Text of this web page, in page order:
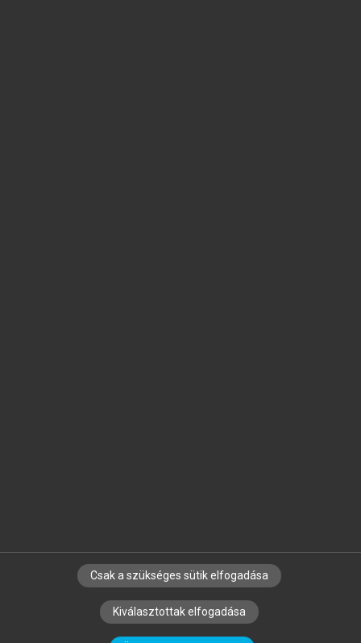
SZERZŐKNEK CÉGEKNEK KÖNYVTÁROSOKNAK
SZERKESZTÉSI ÉS LEKTORÁLÁSI ALAPELVEK
Csak a szükséges sütik elfogadása
Kiválasztottak elfogadása